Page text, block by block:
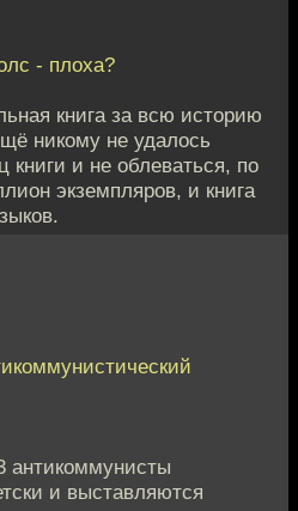
- плоха?
книга за всю историю
никому не удалось
книги и не облеваться, по
экземпляров, и книга
антикоммунисты
и выставляются